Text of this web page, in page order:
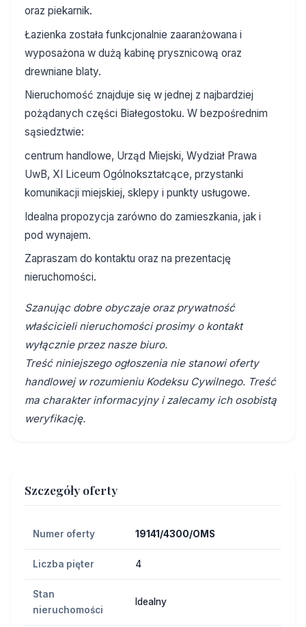
oraz piekarnik.
Łazienka została funkcjonalnie zaaranżowana i
wyposażona w dużą kabinę prysznicową oraz
drewniane blaty.
Nieruchomość znajduje się w jednej z najbardziej
pożądanych części Białegostoku. W bezpośrednim
sąsiedztwie:
centrum handlowe, Urząd Miejski, Wydział Prawa
UwB, XI Liceum Ogólnokształcące, przystanki
komunikacji miejskiej, sklepy i punkty usługowe.
Idealna propozycja zarówno do zamieszkania, jak i
pod wynajem.
Zapraszam do kontaktu oraz na prezentację
nieruchomości.
Szanując dobre obyczaje oraz prywatność
właścicieli nieruchomości prosimy o kontakt
wyłącznie przez nasze biuro.
Treść niniejszego ogłoszenia nie stanowi oferty
handlowej w rozumieniu Kodeksu Cywilnego. Treść
ma charakter informacyjny i zalecamy ich osobistą
weryfikację.
Szczegóły oferty
Numer oferty 19141/4300/OMS
Liczba pięter 4
Stan
nieruchomości
Idealny